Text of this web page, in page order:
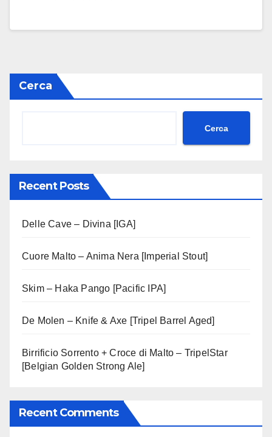
Cerca
Cerca
Recent Posts
Delle Cave – Divina [IGA]
Cuore Malto – Anima Nera [Imperial Stout]
Skim – Haka Pango [Pacific IPA]
De Molen – Knife & Axe [Tripel Barrel Aged]
Birrificio Sorrento + Croce di Malto – TripelStar
[Belgian Golden Strong Ale]
Recent Comments